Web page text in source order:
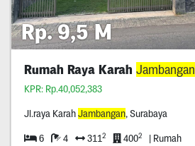
Rp. 9,5 M
Rumah Raya Karah Jambangan
KPR: Rp.40,052,383
Jl.raya KarahJambangan, Surabaya
6 4 3112 4002 | Rumah